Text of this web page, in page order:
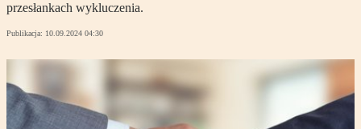
przesłankach wykluczenia.
Publikacja: 10.09.2024 04:30